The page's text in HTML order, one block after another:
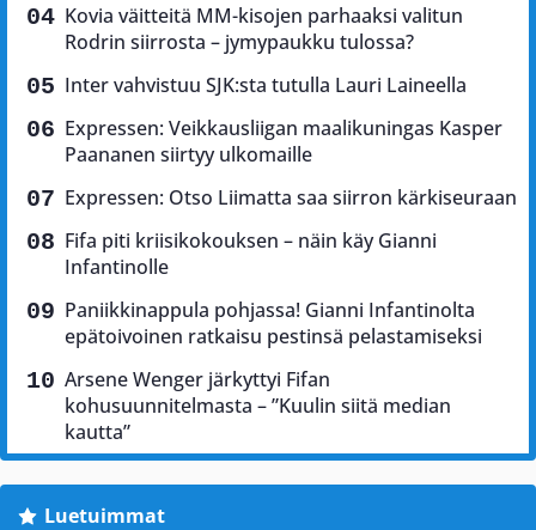
Kovia väitteitä MM-kisojen parhaaksi valitun
Rodrin siirrosta – jymypaukku tulossa?
Inter vahvistuu SJK:sta tutulla Lauri Laineella
Expressen: Veikkausliigan maalikuningas Kasper
Paananen siirtyy ulkomaille
Expressen: Otso Liimatta saa siirron kärkiseuraan
Fifa piti kriisikokouksen – näin käy Gianni
Infantinolle
Paniikkinappula pohjassa! Gianni Infantinolta
epätoivoinen ratkaisu pestinsä pelastamiseksi
Arsene Wenger järkyttyi Fifan
kohusuunnitelmasta – ”Kuulin siitä median
kautta”
Luetuimmat